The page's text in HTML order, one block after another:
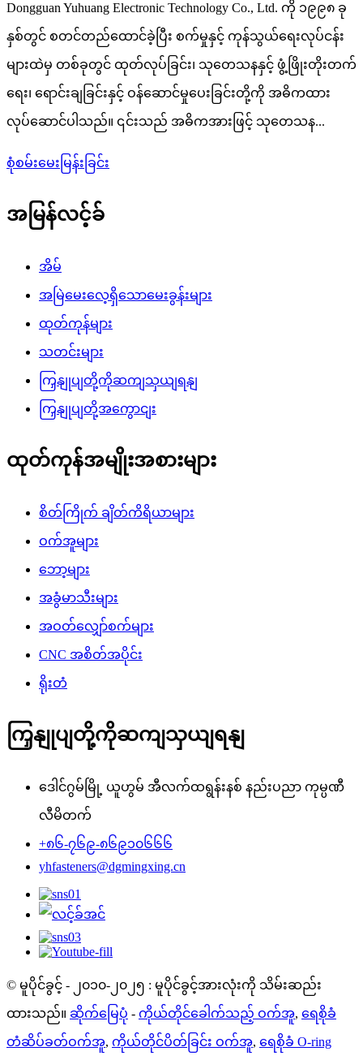
Dongguan Yuhuang Electronic Technology Co., Ltd. ကို ၁၉၉၈ ခု
နှစ်တွင် စတင်တည်ထောင်ခဲ့ပြီး စက်မှုနှင့် ကုန်သွယ်ရေးလုပ်ငန်း
များထဲမှ တစ်ခုတွင် ထုတ်လုပ်ခြင်း၊ သုတေသနနှင့် ဖွံ့ဖြိုးတိုးတက်
ရေး၊ ရောင်းချခြင်းနှင့် ဝန်ဆောင်မှုပေးခြင်းတို့ကို အဓိကထား
လုပ်ဆောင်ပါသည်။ ၎င်းသည် အဓိကအားဖြင့် သုတေသန...
စုံစမ်းမေးမြန်းခြင်း
အမြန်လင့်ခ်
အိမ်
အမြဲမေးလေ့ရှိသောမေးခွန်းများ
ထုတ်ကုန်များ
သတင်းများ
ကြှနျုပျတို့ကိုဆကျသှယျရနျ
ကြှနျုပျတို့အကွောငျး
ထုတ်ကုန်အမျိုးအစားများ
စိတ်ကြိုက် ချိတ်ကိရိယာများ
ဝက်အူများ
ဘော့များ
အခွံမာသီးများ
အဝတ်လျှော်စက်များ
CNC အစိတ်အပိုင်း
ရိုးတံ
ကြှနျုပျတို့ကိုဆကျသှယျရနျ
ဒေါင်ဂွမ်မြို့ ယူဟွမ် အီလက်ထရွန်းနစ် နည်းပညာ ကုမ္ပဏီ
လီမိတက်
+၈၆-၇၆၉-၈၆၉၁၀၆၆၆
yhfasteners@dgmingxing.cn
© မူပိုင်ခွင့် - ၂၀၁၀-၂၀၂၅ : မူပိုင်ခွင့်အားလုံးကို သိမ်းဆည်း
ထားသည်။ ဆိုက်မြေပုံ - ကိုယ်တိုင်ခေါက်သည့် ဝက်အူ, ရေစိုခံ
တံဆိပ်ခတ်ဝက်အူ, ကိုယ်တိုင်ပိတ်ခြင်း ဝက်အူ, ရေစိုခံ O-ring